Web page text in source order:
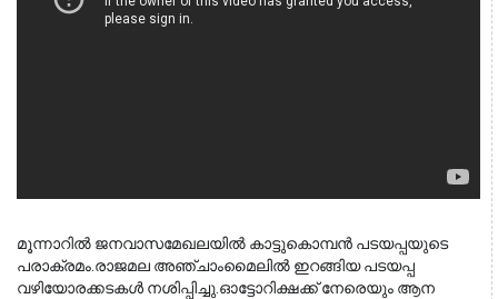
മൂന്നാറിൽ ജനവാസമേഖലയിൽ കാട്ടുകൊമ്പൻ പടയപ്പയുടെ
പരാക്രമം.രാജമല അഞ്ചാംമൈലിൽ ഇറങ്ങിയ പടയപ്പ
വഴിയോരക്കടകൾ നശിപ്പിച്ചു.ഓട്ടോറിക്ഷക്ക് നേരെയും ആന